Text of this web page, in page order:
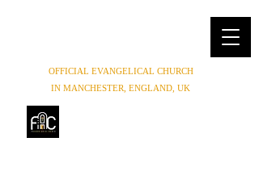
OFFICIAL EVANGELICAL CHURCH
IN MANCHESTER, ENGLAND, UK